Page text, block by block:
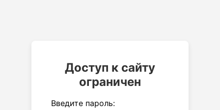
Доступ к сайту
ограничен
Введите пароль: